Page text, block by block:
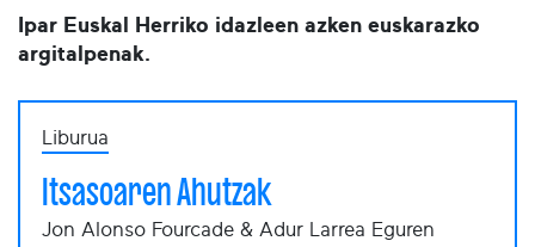
Ipar Euskal Herriko idazleen azken euskarazko
argitalpenak.
Liburua
Itsasoaren Ahutzak
Jon Alonso Fourcade & Adur Larrea Eguren